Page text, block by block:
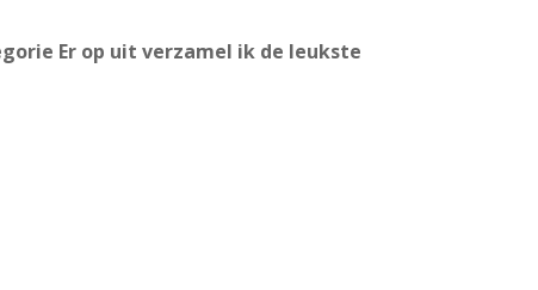
Er op uit verzamel ik de leukste